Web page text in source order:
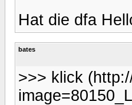
Hat die dfa
bates
>>> klick